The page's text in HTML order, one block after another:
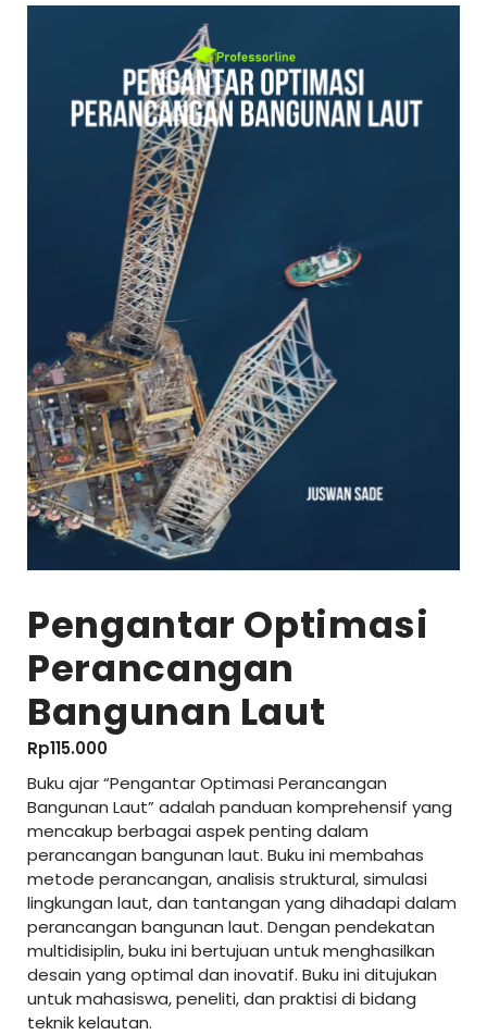
Pengantar Optimasi
Perancangan
Bangunan Laut
Rp115.000
Buku ajar “Pengantar Optimasi Perancangan
Bangunan Laut” adalah panduan komprehensif yang
mencakup berbagai aspek penting dalam
perancangan bangunan laut. Buku ini membahas
metode perancangan, analisis struktural, simulasi
lingkungan laut, dan tantangan yang dihadapi dalam
perancangan bangunan laut. Dengan pendekatan
multidisiplin, buku ini bertujuan untuk menghasilkan
desain yang optimal dan inovatif. Buku ini ditujukan
untuk mahasiswa, peneliti, dan praktisi di bidang
teknik kelautan.